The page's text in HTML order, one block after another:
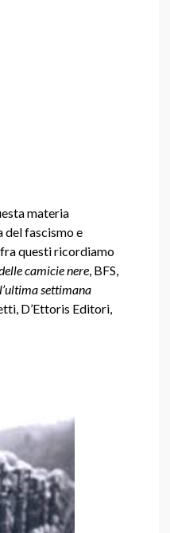
materia
del fascismo e
questi ricordiamo
camicie nere, BFS,
settimana
D’Ettoris Editori,